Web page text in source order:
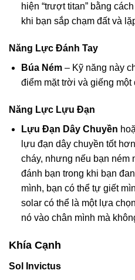
hiện “trượt titan” bằng
khi bạn sắp chạm đất và
Năng Lực Đánh Tay
Búa Ném– Kỹ năng này
điểm mặt trời và giếng một
Năng Lực Lựu Đạn
Lựu Đạn Dây Chuyền
lựu đạn dây chuyền tốt
cháy, nhưng nếu bạn ném
đánh bạn trong khi bạn
mình, bạn có thể tự giết
solar có thể là một lựa
nó vào chân mình mà
Khía Cạnh
Sol Invictus